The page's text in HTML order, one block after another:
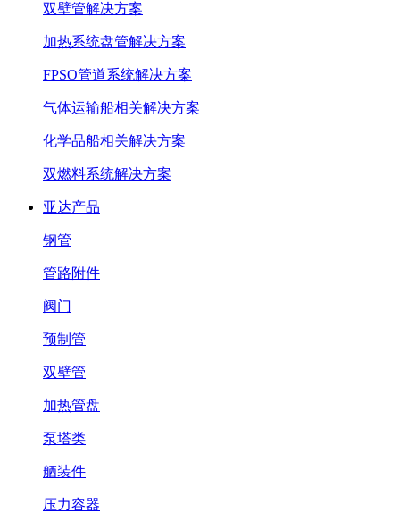
双壁管解决方案
加热系统盘管解决方案
FPSO管道系统解决方案
气体运输船相关解决方案
化学品船相关解决方案
双燃料系统解决方案
亚达产品
钢管
管路附件
阀门
预制管
双壁管
加热管盘
泵塔类
舾装件
压力容器